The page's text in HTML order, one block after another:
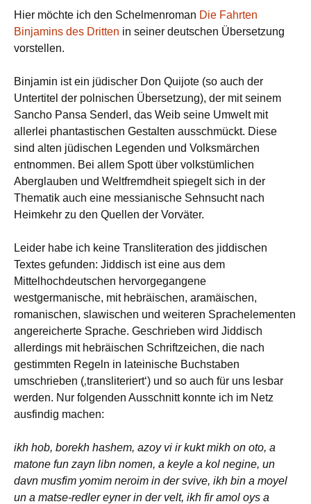
Hier möchte ich den Schelmenroman Die Fahrten
Binjamins des Dritten in seiner deutschen Übersetzung
vorstellen.
Binjamin ist ein jüdischer Don Quijote (so auch der
Untertitel der polnischen Übersetzung), der mit seinem
Sancho Pansa Senderl, das Weib seine Umwelt mit
allerlei phantastischen Gestalten ausschmückt. Diese
sind alten jüdischen Legenden und Volksmärchen
entnommen. Bei allem Spott über volkstümlichen
Aberglauben und Weltfremdheit spiegelt sich in der
Thematik auch eine messianische Sehnsucht nach
Heimkehr zu den Quellen der Vorväter.
Leider habe ich keine Transliteration des jiddischen
Textes gefunden: Jiddisch ist eine aus dem
Mittelhochdeutschen hervorgegangene
westgermanische, mit hebräischen, aramäischen,
romanischen, slawischen und weiteren Sprachelementen
angereicherte Sprache. Geschrieben wird Jiddisch
allerdings mit hebräischen Schriftzeichen, die nach
gestimmten Regeln in lateinische Buchstaben
umschrieben (‚transliteriert‘) und so auch für uns lesbar
werden. Nur folgenden Ausschnitt konnte ich im Netz
ausfindig machen:
ikh hob, borekh hashem, azoy vi ir kukt mikh on oto, a
matone fun zayn libn nomen, a keyle a kol negine, un
davn musfim yomim neroim in der svive, ikh bin a moyel
un a matse-redler eyner in der velt, ikh fir amol oys a